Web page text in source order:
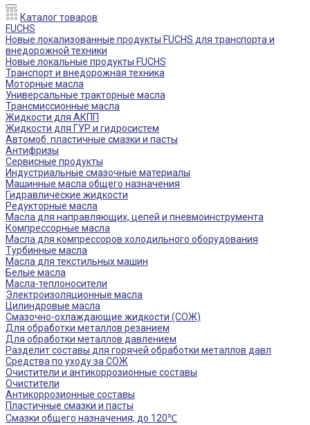
Каталог товаров
FUCHS
Новые локализованные продукты FUCHS для транспорта и
внедорожной техники
Новые локальные продукты FUCHS
Транспорт и внедорожная техника
Моторные масла
Универсальные тракторные масла
Трансмиссионные масла
Жидкости для АКПП
Жидкости для ГУР и гидросистем
Автомоб. пластичные смазки и пасты
Антифризы
Сервисные продукты
Индустриальные смазочные материалы
Машинные масла общего назначения
Гидравлические жидкости
Редукторные масла
Масла для направляющих, цепей и пневмоинструмента
Компрессорные масла
Масла для компрессоров холодильного оборудования
Турбинные масла
Масла для текстильных машин
Белые масла
Масла-теплоносители
Электроизоляционные масла
Цилиндровые масла
Смазочно-охлаждающие жидкости (СОЖ)
Для обработки металлов резанием
Для обработки металлов давлением
Разделит составы для горячей обработки металлов давл
Средства по уходу за СОЖ
Очистители и антикоррозионные составы
Очистители
Антикоррозионные составы
Пластичные смазки и пасты
Смазки общего назначения, до 120℃